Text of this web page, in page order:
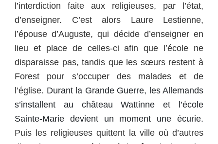
l’interdiction faite aux religieuses, par l’état,
d’enseigner. C’est alors Laure Lestienne,
l’épouse d’Auguste, qui décide d’enseigner en
lieu et place de celles-ci afin que l’école ne
disparaisse pas, tandis que les sœurs restent à
Forest pour s’occuper des malades et de
l’église. Durant la Grande Guerre, les Allemands
s’installent au château Wattinne et l’école
Sainte-Marie devient un moment une écurie.
Puis les religieuses quittent la ville où d’autres